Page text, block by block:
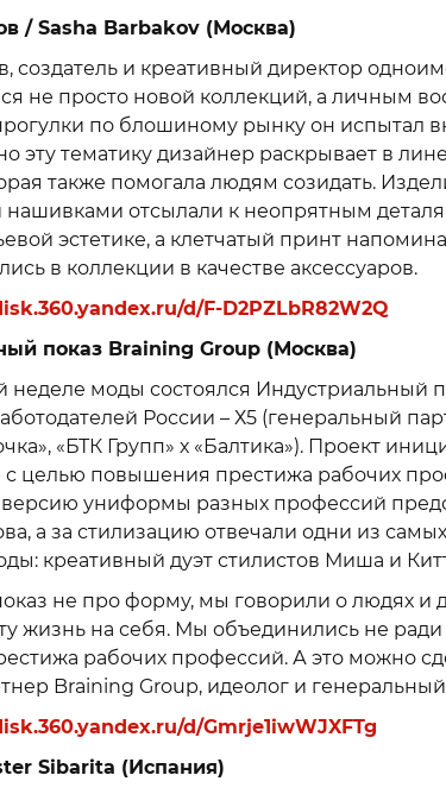
/ Sasha Barbakov (Москва)
создатель и креативный директор
не просто новой коллекций, а личным
по блошиному рынку он испытал
эту тематику дизайнер раскрывает в
также помогала людям созидать.
отсылали к неопрятным
эстетике, а клетчатый принт
в коллекции в качестве аксессуаров.
d/F-D2PZLbR82W2Q
показ Braining Group (Москва)
неделе моды состоялся Индустриальный
России – Х5 (генеральный
«БТК Групп» х «Балтика»). Проект
с целью повышения престижа рабочих
униформы разных профессий
а за стилизацию отвечали одни из
креативный дуэт стилистов Миша и
не про форму, мы говорили о людях и
жизнь на себя. Мы объединились не
рабочих профессий. А это можно
Braining Group, идеолог и
d/Gmrje1iwWJXFTg
Sibarita (Испания)